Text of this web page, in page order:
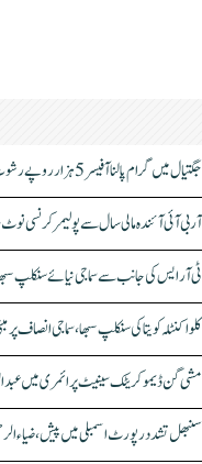
جگتیال میں گرام پالنا آفیسر 5 ہزار روپے رشوت لیتے ہوئے گرفتار
آر بی آئی آئندہ مالی سال سے پولیمر کرنسی
ٹی آر ایس کی جانب سے سماجی نیائے سنکلپ سبھا
کلواکنٹلہ کویتا کی سنکلپ سبھا، سماجی انصاف
مشی گن ڈیموکریٹک سینیٹ پرائمری میں
سنبھل تشدد رپورٹ اسمبلی میں پیش، ضیاء